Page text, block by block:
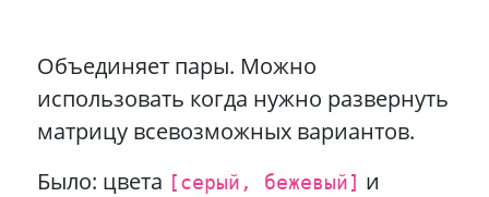
Объединяет пары. Можно
использовать когда нужно развернуть
матрицу всевозможных вариантов.
Было: цвета [серый, бежевый] и